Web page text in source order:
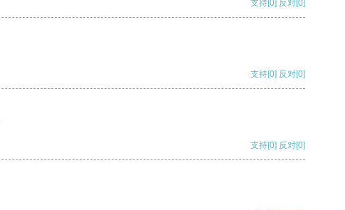
支持[0] 反对[0]
支持[0] 反对[0]
支持[0] 反对[0]